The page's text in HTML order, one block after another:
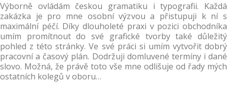
Výborně ovládám českou gramatiku i typografii. Každá
zakázka je pro mne osobní výzvou a přistupuji k ní s
maximální péčí. Díky dlouholeté praxi v pozici obchodníka
umím promítnout do své grafické tvorby také důležitý
pohled z této stránky. Ve své práci si umím vytvořit dobrý
pracovní a časový plán. Dodržuji domluvené termíny i dané
slovo. Možná, že právě toto vše mne odlišuje od řady mých
ostatních kolegů v oboru…